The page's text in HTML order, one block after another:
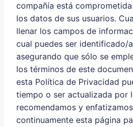
compañía está
los datos de sus usuarios.
llenar los campos de
cual puedes ser identificado/
asegurando que sólo se
los términos de este
esta Política de Privacidad
tiempo o ser actualizada por
recomendamos y
continuamente esta página